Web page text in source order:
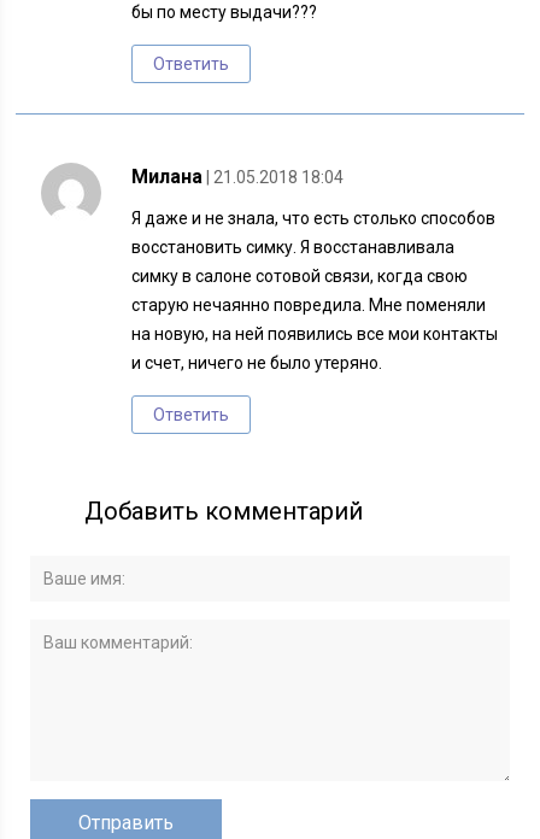
бы по месту выдачи???
Ответить
Милана | 21.05.2018 18:04
Я даже и не знала, что есть столько способов
восстановить симку. Я восстанавливала
симку в салоне сотовой связи, когда свою
старую нечаянно повредила. Мне поменяли
на новую, на ней появились все мои контакты
и счет, ничего не было утеряно.
Ответить
Добавить комментарий